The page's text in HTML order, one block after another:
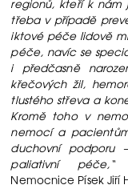
regionů, kteří k nám
třeba v případě
iktové péče lidově
péče, navíc se
i předčasně
křečových žil,
tlustého střeva a
Kromě toho v
nemocí a
duchovní podporu
paliativní péče,“
Nemocnice Písek Jiří